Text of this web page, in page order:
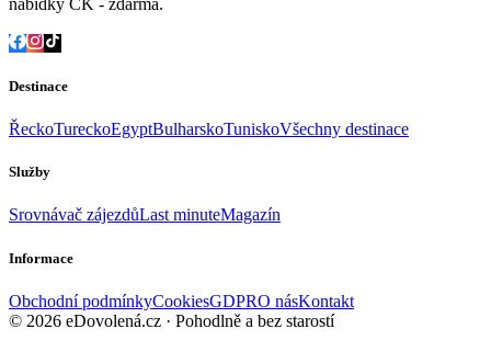
Destinace
ŘeckoTureckoEgyptBulharskoTuniskoVšechny destinace
Služby
Srovnávač zájezdůLast minuteMagazín
Informace
Obchodní podmínkyCookiesGDPRO násKontakt
© 2026 eDovolená.cz · Pohodlně a bez starostíVšechna práva